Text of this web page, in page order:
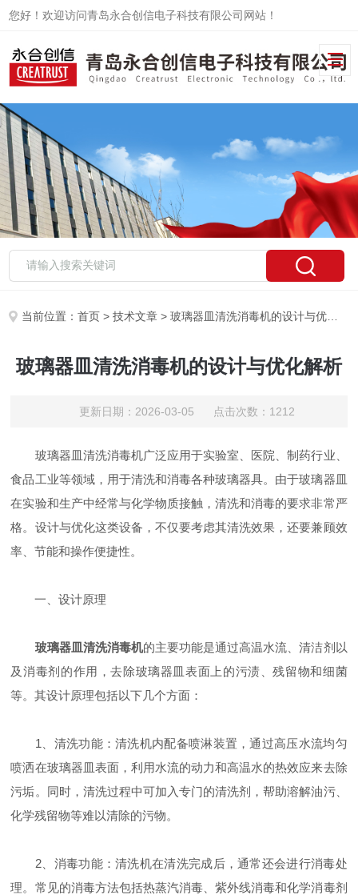
您好！欢迎访问青岛永合创信电子科技有限公司网站！
当前位置：首页 >技术文章 > 玻璃器皿清洗消毒机的设计与优化解析
玻璃器皿清洗消毒机的设计与优化解析
更新日期：2026-03-05 点击次数：1212
玻璃器皿清洗消毒机广泛应用于实验室、医院、制药行业、
食品工业等领域，用于清洗和消毒各种玻璃器具。由于玻璃器皿
在实验和生产中经常与化学物质接触，清洗和消毒的要求非常严
格。设计与优化这类设备，不仅要考虑其清洗效果，还要兼顾效
率、节能和操作便捷性。
一、设计原理
玻璃器皿清洗消毒机的主要功能是通过高温水流、清洁剂以
及消毒剂的作用，去除玻璃器皿表面上的污渍、残留物和细菌
等。其设计原理包括以下几个方面：
1、清洗功能：清洗机内配备喷淋装置，通过高压水流均匀
喷洒在玻璃器皿表面，利用水流的动力和高温水的热效应来去除
污垢。同时，清洗过程中可加入专门的清洗剂，帮助溶解油污、
化学残留物等难以清除的污物。
2、消毒功能：清洗机在清洗完成后，通常还会进行消毒处
理。常见的消毒方法包括热蒸汽消毒、紫外线消毒和化学消毒剂